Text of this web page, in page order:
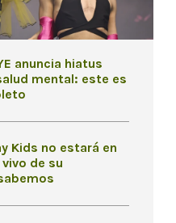
anuncia hiatus
mental: este es
Kids no estará en
de su